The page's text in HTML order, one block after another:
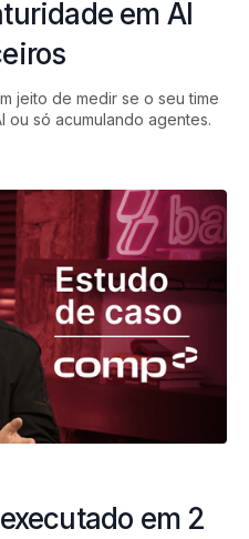
em AI
jeito de medir se o seu time
ou só acumulando agentes.
em 2